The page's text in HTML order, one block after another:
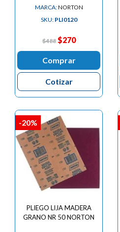
MARCA:NORTON
SKU: PLI0120
$488 $270
Comprar
Cotizar
PLIEGO LIJA MADERA
GRANO NR 50 NORTON
-20%